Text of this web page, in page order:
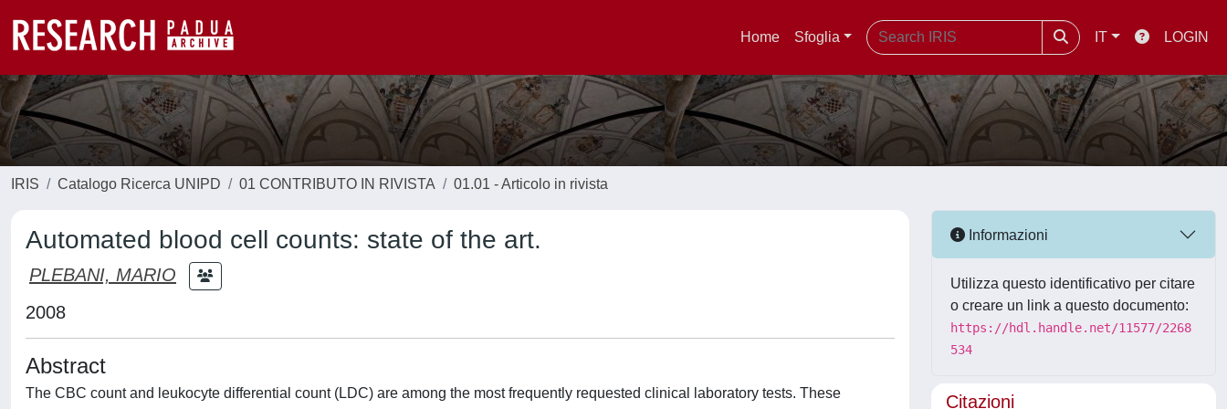
Home Sfoglia IT LOGIN
IRIS Catalogo Ricerca UNIPD 01 CONTRIBUTO IN RIVISTA 01.01 - Articolo in rivista
Automated blood cell counts: state of the art.
PLEBANI, MARIO
2008
Abstract
The CBC count and leukocyte differential count (LDC) are among the most frequently requested clinical laboratory tests. These
Informazioni
Utilizza questo identificativo per citare
o creare un link a questo documento:
https://hdl.handle.net/11577/2268
534
Citazioni